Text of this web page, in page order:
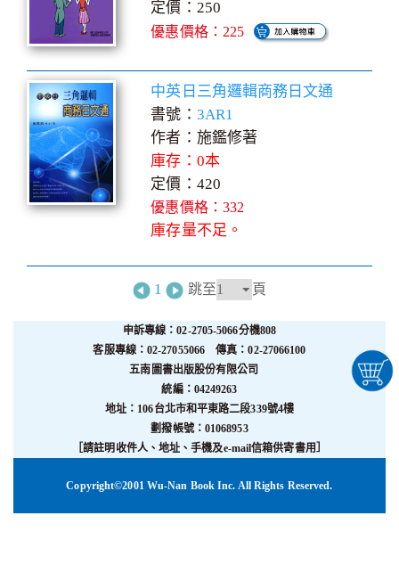
定價：250
優惠價格：225
中英日三角邏輯商務日文通
書號： 3AR1
作者：施鑑修著
庫存：0本
定價：420
優惠價格：332
庫存量不足。
1 跳至 頁
申訴專線：02-2705-5066分機808
客服專線：02-27055066 傳真：02-27066100
五南圖書出版股份有限公司
統編：04249263
地址：106台北市和平東路二段339號4樓
劃撥帳號：01068953
［請註明收件人、地址、手機及e-mail信箱供寄書用］
Copyright©2001 Wu-Nan Book Inc. All Rights Reserved.